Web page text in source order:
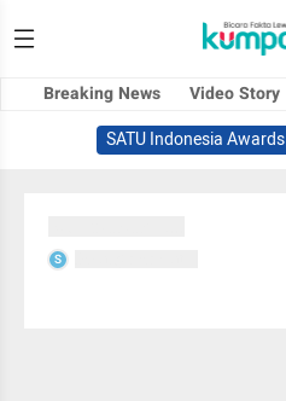
Breaking News Video Story
SATU Indonesia Awards
S